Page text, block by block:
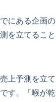
にある企画の
を立てること
上予測を立て
す。「喉が乾